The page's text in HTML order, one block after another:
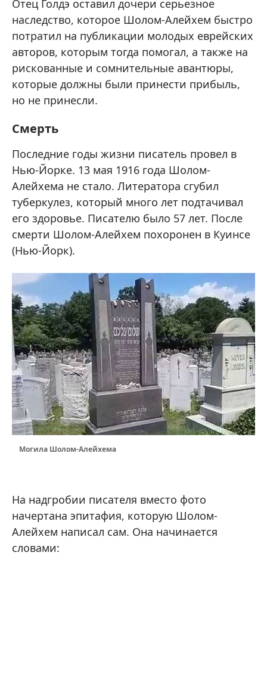
Отец Голдэ оставил дочери серьезное
наследство, которое Шолом-Алейхем быстро
потратил на публикации молодых еврейских
авторов, которым тогда помогал, а также на
рискованные и сомнительные авантюры,
которые должны были принести прибыль,
но не принесли.
Смерть
Последние годы жизни писатель провел в
Нью-Йорке. 13 мая 1916 года Шолом-
Алейхема не стало. Литератора сгубил
туберкулез, который много лет подтачивал
его здоровье. Писателю было 57 лет. После
смерти Шолом-Алейхем похоронен в Куинсе
(Нью-Йорк).
Могила Шолом-Алейхема
На надгробии писателя вместо фото
начертана эпитафия, которую Шолом-
Алейхем написал сам. Она начинается
словами: